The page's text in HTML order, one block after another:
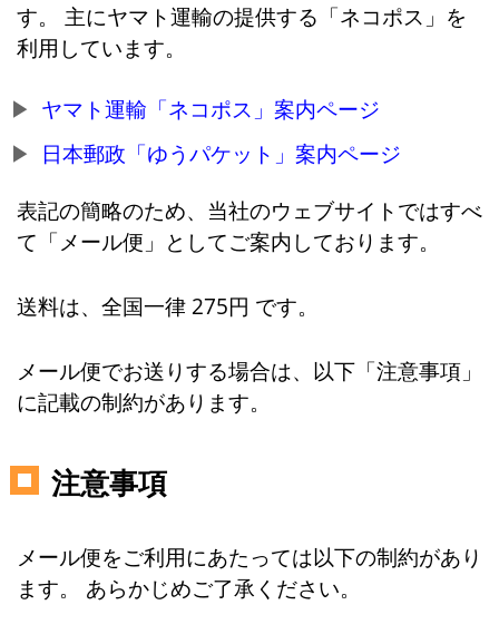
す。 主にヤマト運輸の提供する「ネコポス」を
利用しています。
ヤマト運輸「ネコポス」案内ページ
日本郵政「ゆうパケット」案内ページ
表記の簡略のため、当社のウェブサイトではすべ
て「メール便」としてご案内しております。
送料は、全国一律 275円 です。
メール便でお送りする場合は、以下「注意事項」
に記載の制約があります。
注意事項
メール便をご利用にあたっては以下の制約があり
ます。 あらかじめご了承ください。